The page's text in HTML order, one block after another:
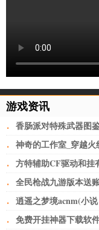
游戏资讯
·
·
·
·
·
·